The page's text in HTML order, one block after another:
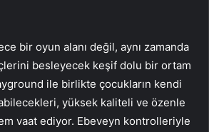
bir oyun alanı değil, aynı zamanda
besleyecek keşif dolu bir ortam
ile birlikte çocukların kendi
yüksek kaliteli ve özenle
vaat ediyor. Ebeveyn kontrolleriyle